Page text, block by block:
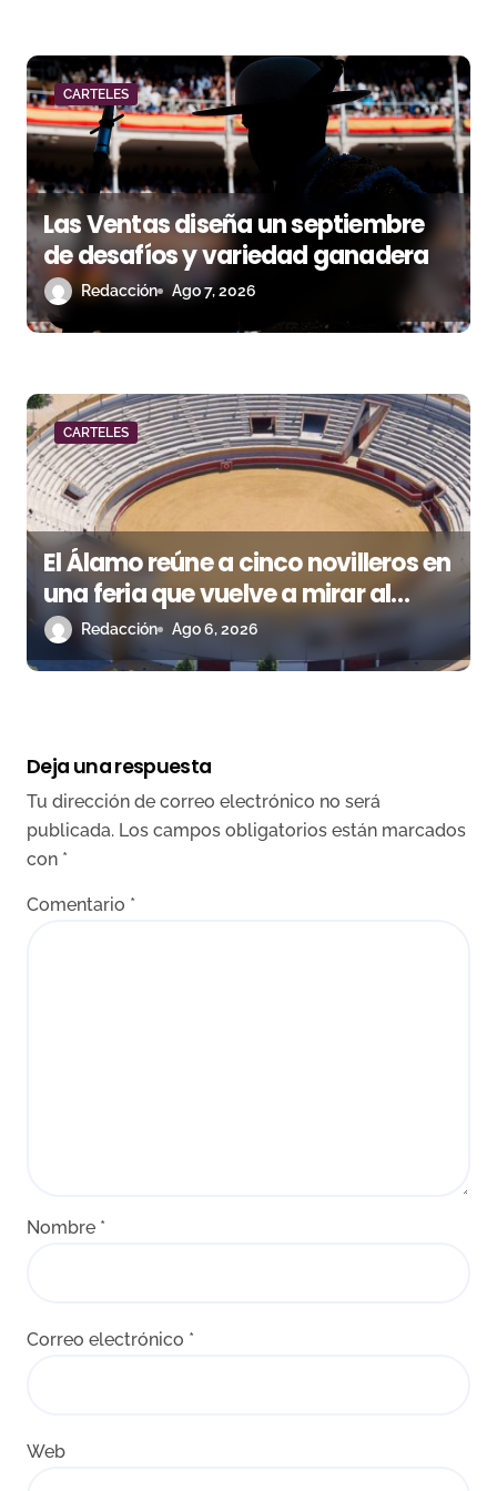
a
d
a
s
CARTELES
Las Ventas diseña un septiembre
de desafíos y variedad ganadera
Redacción Ago 7, 2026
CARTELES
El Álamo reúne a cinco novilleros en
una feria que vuelve a mirar al
futuroRedacción Ago 6, 2026
Deja una respuesta
Tu dirección de correo electrónico no será
publicada. Los campos obligatorios están marcados
con *
Comentario *
Nombre *
Correo electrónico *
Web